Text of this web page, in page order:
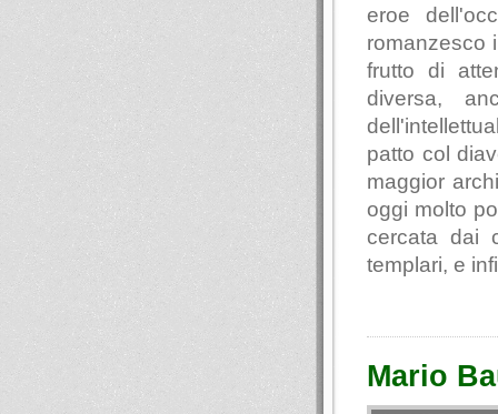
eroe
romanzesco
frutto di
diversa,
patto col
maggior
oggi molto
cercata dai
templari, e
Mario